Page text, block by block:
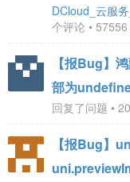
DCloud_云服
个评论 •
【报Bug】
部为
回复了问题 •
【报Bug】